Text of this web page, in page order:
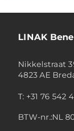
LINAK
Nikkelstraat
4823 AE
T: +31 76 542
BTW-nr.:NL